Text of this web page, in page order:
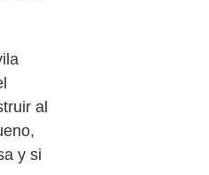
al
y si